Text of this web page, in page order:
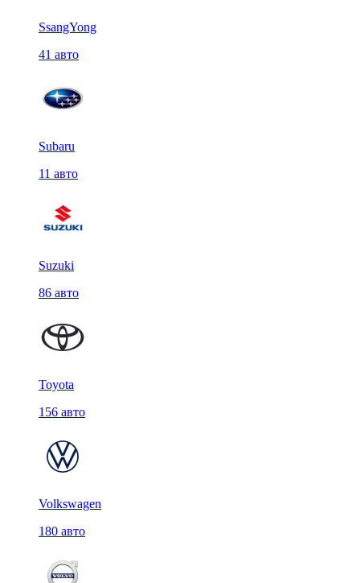
SsangYong
41 авто
Subaru
11 авто
Suzuki
86 авто
Toyota
156 авто
Volkswagen
180 авто